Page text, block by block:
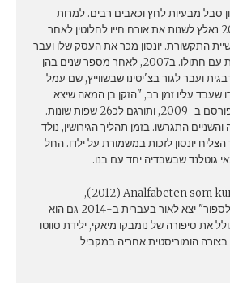
2003, יונסון סבל מבעיות לחץ וכאבים רבים. למרות
טיפול רפואי, בשנת 2005 נאלץ לשנות את אורח חייו לחלוטין לאחר
התקשורת. יונסון מכר את העסק שלו ועבר
לעיר סמורלנד המרוחקת עם חתולו. ב2007, לאחר מספר שנים בהן
ועבר לגור בצ'יטינו שבשווייץ, שם עמל
שעבד עליו זמן רב, "הזקן בן המאה שיצא
מהחלון ונעלם". הספר פורסם ב-2009, ותורגם לכ26 שפות שונות.
התגרשו. בזמן תהליך הגירושין, נולד
יונסון לזכות במשמורת על ילדו. החל
ספרו השני, Analfabeten som kunde räkna ‏(2012),
"האנאלפביתית שידעה לספור" יצא לאור בעברית ב-2014 גם הוא
את סיפורה של נומבקו מיאקי, ילידת סווטו
הומוריסטית אחריה במקביל